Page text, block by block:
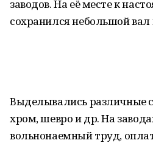
заводов. На её месте к
сохранился небольшой
Выделывались различные
хром, шевро и др. На
вольнонаемный труд,